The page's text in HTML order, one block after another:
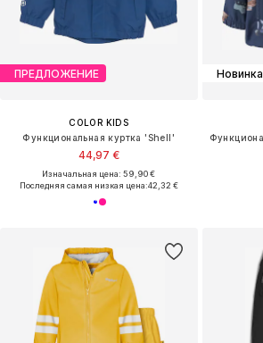
ПРЕДЛОЖЕНИЕ
COLOR KIDS
Функциональная куртка 'Shell'
44,97 €
Изначальная цена: 59,90 €
Последняя самая низкая цена:42,32 €
Новинка